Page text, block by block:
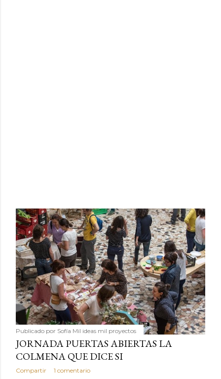
Publicado por Sofía Mil ideas mil proyectos
JORNADA PUERTAS ABIERTAS LA
COLMENA QUE DICE SI
Compartir 1 comentario